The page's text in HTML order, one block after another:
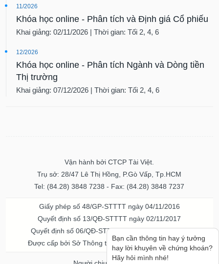
11/2026
Khóa học online - Phân tích và Định giá Cổ phiếu
Khai giảng: 02/11/2026 | Thời gian: Tối 2, 4, 6
12/2026
Khóa học online - Phân tích Ngành và Dòng tiền
Thị trường
Khai giảng: 07/12/2026 | Thời gian: Tối 2, 4, 6
Vận hành bởi CTCP Tài Việt.
Trụ sở: 28/47 Lê Thị Hồng, P.Gò Vấp, Tp.HCM
Tel: (84.28) 3848 7238 - Fax: (84.28) 3848 7237
Giấy phép số 48/GP-STTTT ngày 04/11/2016
Quyết định số 13/QĐ-STTTT ngày 02/11/2017
Quyết định số 06/QĐ-STTTT-ICP ngày 20/07/2023
Được cấp bởi Sở Thông tin và Truyền thông TPHCM
Bạn cần thông tin hay ý tưởng
hay lời khuyên về chứng khoán?
Hãy hỏi mình nhé!